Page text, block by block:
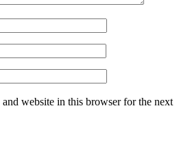
and website in this browser for the next